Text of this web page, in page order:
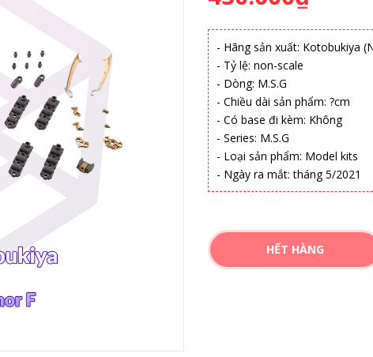
- Hãng sản xuất: Kotobukiya
- Tỷ lệ: non-scale
- Dòng: M.S.G
- Chiều dài sản phẩm: ?cm
- Có base đi kèm: Không
- Series: M.S.G
- Loại sản phẩm: Model kits
- Ngày ra mắt: tháng 5/2021
HẾT HÀNG